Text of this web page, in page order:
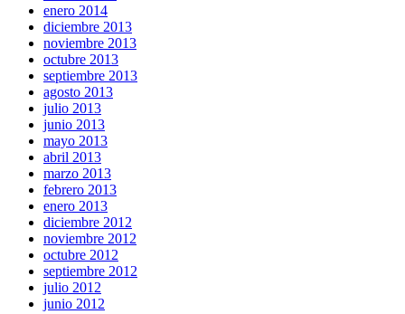
enero 2014
diciembre 2013
noviembre 2013
octubre 2013
septiembre 2013
agosto 2013
julio 2013
junio 2013
mayo 2013
abril 2013
marzo 2013
febrero 2013
enero 2013
diciembre 2012
noviembre 2012
octubre 2012
septiembre 2012
julio 2012
junio 2012